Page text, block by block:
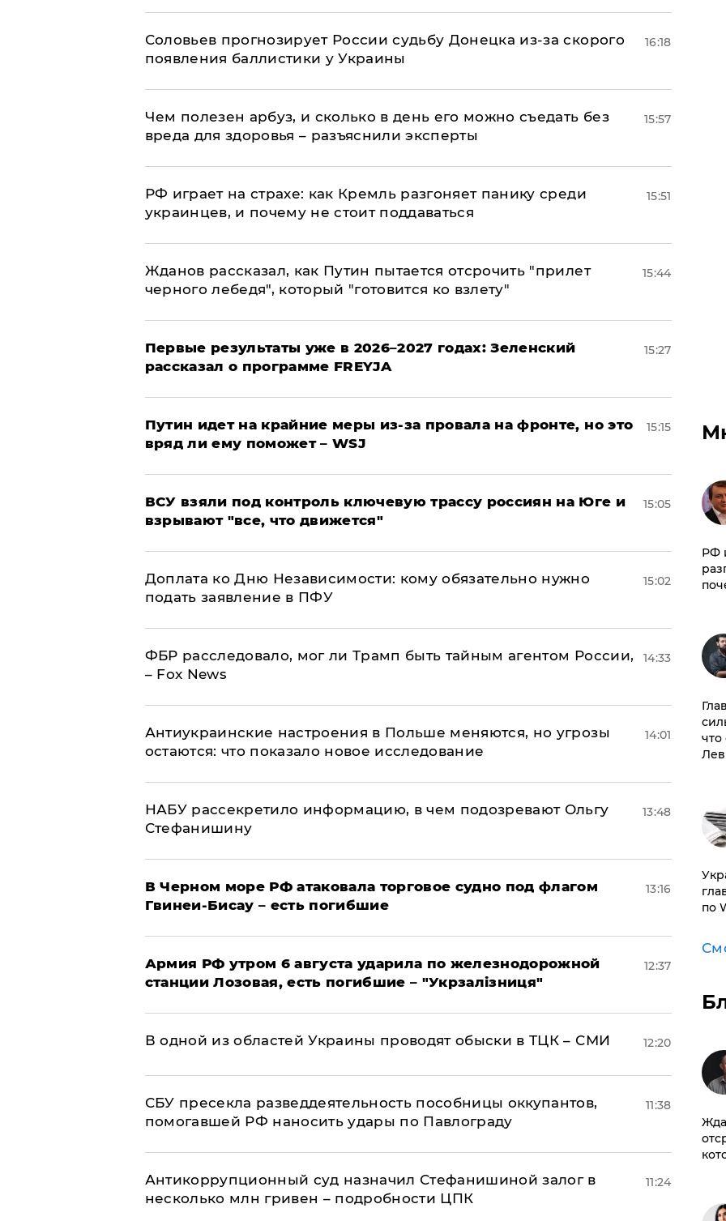
Соловьев прогнозирует России судьбу Донецка из-за скорого
появления баллистики у Украины
16:18
Чем полезен арбуз, и сколько в день его можно съедать без
вреда для здоровья – разъяснили эксперты
15:57
РФ играет на страхе: как Кремль разгоняет панику среди
украинцев, и почему не стоит поддаваться
15:51
Жданов рассказал, как Путин пытается отсрочить "прилет
черного лебедя", который "готовится ко взлету"
15:44
Первые результаты уже в 2026–2027 годах: Зеленский
рассказал о программе FREYJA
15:27
Путин идет на крайние меры из-за провала на фронте, но это
вряд ли ему поможет – WSJ
15:15
ВСУ взяли под контроль ключевую трассу россиян на Юге и
взрывают "все, что движется"
15:05
Доплата ко Дню Независимости: кому обязательно нужно
подать заявление в ПФУ
15:02
ФБР расследовало, мог ли Трамп быть тайным агентом России,
– Fox News
14:33
Антиукраинские настроения в Польше меняются, но угрозы
остаются: что показало новое исследование
14:01
НАБУ рассекретило информацию, в чем подозревают Ольгу
Стефанишину
13:48
В Черном море РФ атаковала торговое судно под флагом
Гвинеи-Бисау – есть погибшие
13:16
Армия РФ утром 6 августа ударила по железнодорожной
станции Лозовая, есть погибшие – "Укрзалізниця"
12:37
В одной из областей Украины проводят обыски в ТЦК – СМИ 12:20
СБУ пресекла разведдеятельность пособницы оккупантов,
помогавшей РФ наносить удары по Павлограду
11:38
Антикоррупционный суд назначил Стефанишиной залог в
несколько млн гривен – подробности ЦПК
11:24
РФ
что
по